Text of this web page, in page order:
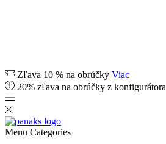
Zľava 10 % na obrúčky Viac
20% zľava na obrúčky z konfigurátora
Menu Categories